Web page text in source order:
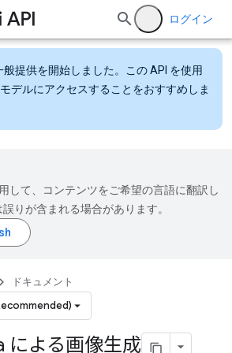
ログイン
般提供を開始しました。この API を使用
デルにアクセスすることをおすすめしま
して、コンテンツをご希望の言語に翻訳し
りが含まれる場合があります。
ドキュメント
による画像生成